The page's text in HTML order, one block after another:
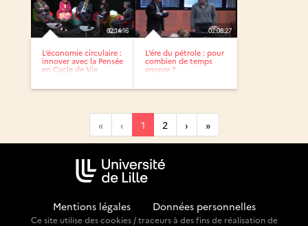
02:14:16
L’économie circulaire :
innover avec la Pensée
en Cycle de Vie
02:08:27
L’ére du pétrole : pour
combien de temps
encore ?
« ‹ 1 2 › »
Mentions légales Données personnelles
Ce site utilise des cookies / traceurs à des fins de réalisation de